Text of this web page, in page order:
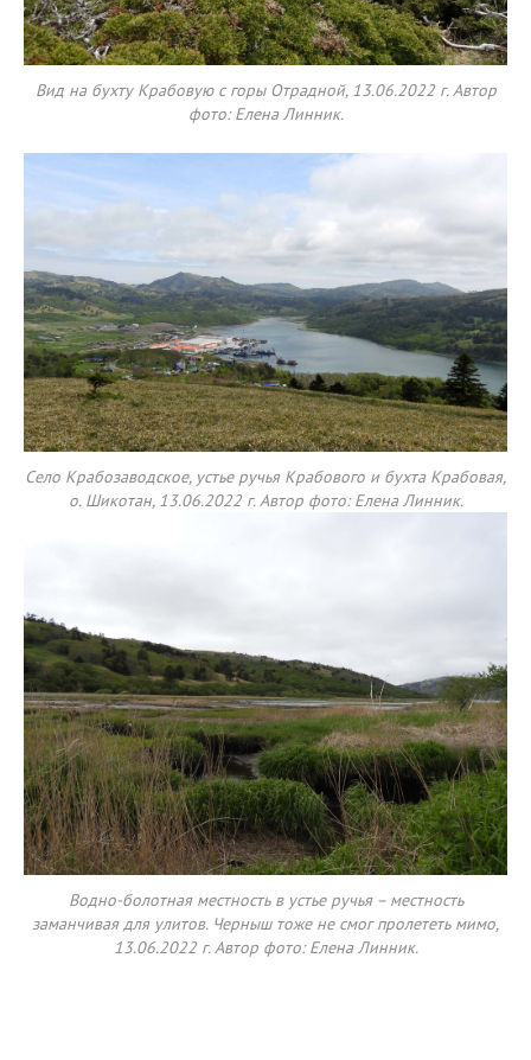
Вид на бухту Крабовую с горы Отрадной, 13.06.2022 г. Автор
фото: Елена Линник.
Село Крабозаводское, устье ручья Крабового и бухта Крабовая,
о. Шикотан, 13.06.2022 г. Автор фото: Елена Линник.
Водно-болотная местность в устье ручья – местность
заманчивая для улитов. Черныш тоже не смог пролететь мимо,
13.06.2022 г. Автор фото: Елена Линник.